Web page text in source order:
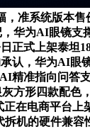
准系统版本
为AI眼镜支
式上架泰坦
认，华为AI
准指向问
形四款配
在电商平台
机的硬件兼